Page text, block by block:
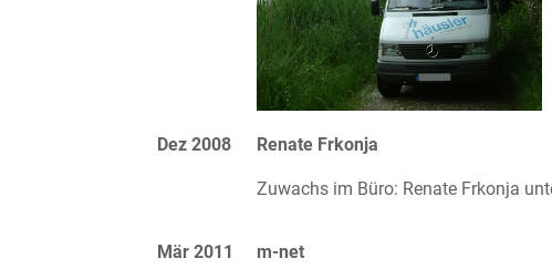
Dez 2008 Renate Frkonja
Zuwachs im Büro: Renate Frkonja
Mär 2011 m-net